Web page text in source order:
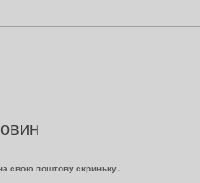
свою поштову скриньку.